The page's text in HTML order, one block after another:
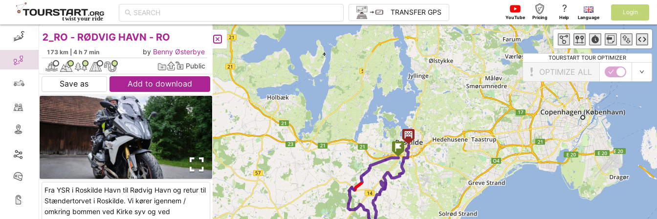
TRANSFER GPS
YouTube Pricing
?
Help Language
Login
CREATE TOUR LIST
2_RO - RØDVIG HAVN - RO
173 km | 4 h 7 min by Benny Østerbye
Public
Save as Add to download
Fra YSR i Roskilde Havn til Rødvig Havn og retur til
Stændertorvet i Roskilde. Vi kører igennem /
omkring bommen ved Kirke syv og ved
TOURSTART TOUR OPTIMIZER
OPTIMIZE ALL